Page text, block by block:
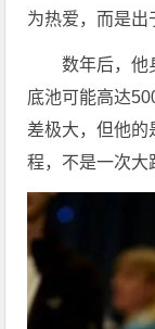
为热爱，而是出
数年后，他
底池可能高达
差极大，但他的
程，不是一次大